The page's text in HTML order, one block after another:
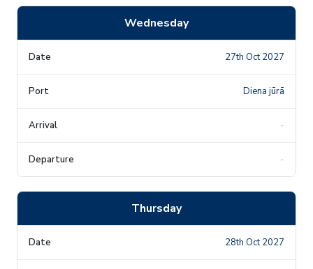
Wednesday
27th Oct 2027
Diena jūrā
-
-
Thursday
28th Oct 2027